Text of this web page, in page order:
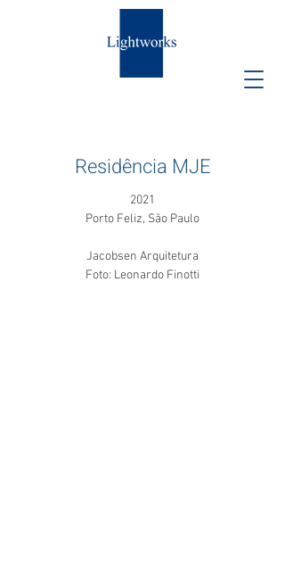
Residência MJE
2021
Porto Feliz, São Paulo
Jacobsen Arquitetura
Foto: Leonardo Finotti